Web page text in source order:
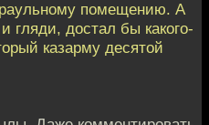
помещению. А
гляди, достал бы какого-
казарму десятой